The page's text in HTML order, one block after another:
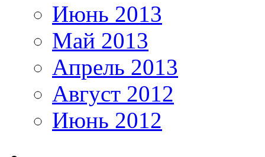
Июнь 2013
Май 2013
Апрель 2013
Август 2012
Июнь 2012